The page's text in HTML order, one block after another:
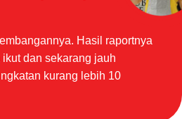
Hasil raportnya
dan sekarang jauh
kurang lebih 10